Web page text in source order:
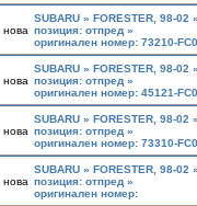
нова
SUBARU » FORESTER, 98-
позиция: отпред »
оригинален номер: 73210-
нова
SUBARU » FORESTER, 98-
позиция: отпред »
оригинален номер: 45121-
нова
SUBARU » FORESTER, 98-
позиция: отпред »
оригинален номер: 73310-
нова
SUBARU » FORESTER, 98-02
позиция: отпред »
оригинален номер: